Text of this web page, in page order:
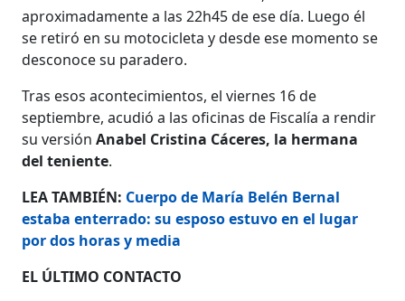
aproximadamente a las 22h45 de ese día. Luego él
se retiró en su motocicleta y desde ese momento se
desconoce su paradero.
Tras esos acontecimientos, el viernes 16 de
septiembre, acudió a las oficinas de Fiscalía a rendir
su versiónAnabel Cristina Cáceres, la hermana
del teniente.
LEA TAMBIÉN: Cuerpo de María Belén Bernal
estaba enterrado: su esposo estuvo en el lugar
por dos horas y media
EL ÚLTIMO CONTACTO